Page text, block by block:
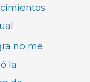
no me
la